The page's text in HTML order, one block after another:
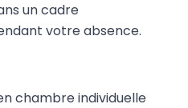
un cadre
votre absence.
chambre individuelle